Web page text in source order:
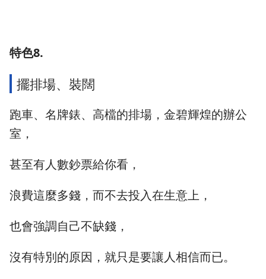
特色8.
擺排場、裝闊
跑車、名牌錶、高檔的排場，金碧輝煌的辦公
室，
甚至有人數鈔票給你看，
浪費這麼多錢，而不去投入在生意上，
也會強調自己不缺錢，
沒有特別的原因，就只是要讓人相信而已。